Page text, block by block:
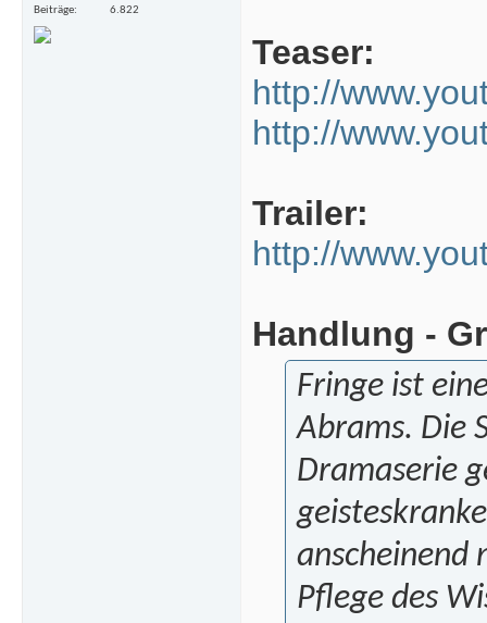
Beiträge
6.822
Teaser:
http://
http://
Trailer:
http://
Handlung -
Fringe ist
Abrams. Die
Dramaserie
anscheinend
Pflege des